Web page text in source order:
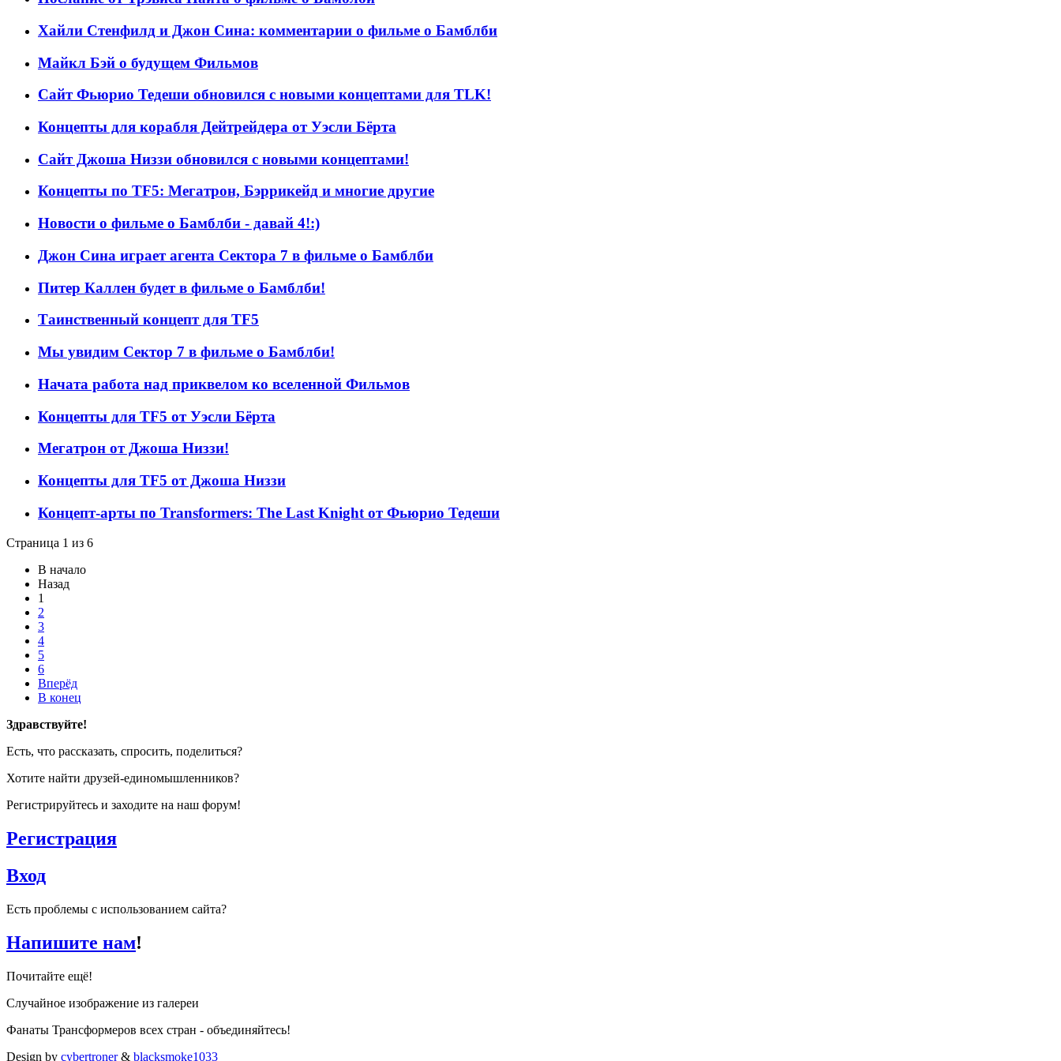
Хайли Стенфилд и Джон Сина: комментарии о фильме о Бамблби
Майкл Бэй о будущем Фильмов
Сайт Фьюрио Тедеши обновился с новыми концептами для TLK!
Концепты для корабля Дейтрейдера от Уэсли Бёрта
Сайт Джоша Низзи обновился с новыми концептами!
Концепты по TF5: Мегатрон, Бэррикейд и многие другие
Новости о фильме о Бамблби - давай 4!:)
Джон Сина играет агента Сектора 7 в фильме о Бамблби
Питер Каллен будет в фильме о Бамблби!
Таинственный концепт для TF5
Мы увидим Сектор 7 в фильме о Бамблби!
Начата работа над приквелом ко вселенной Фильмов
Концепты для TF5 от Уэсли Бёрта
Мегатрон от Джоша Низзи!
Концепты для TF5 от Джоша Низзи
Концепт-арты по Transformers: The Last Knight от Фьюрио Тедеши
Страница 1 из 6
В начало
Назад
1
2
3
4
5
6
Вперёд
В конец
Здравствуйте!
Есть, что рассказать, спросить, поделиться?
Хотите найти друзей-единомышленников?
Регистрируйтесь и заходите на наш форум!
Регистрация
Вход
Есть проблемы с использованием сайта?
Напишите нам!
Почитайте ещё!
Случайное изображение из галереи
Фанаты Трансформеров всех стран - объединяйтесь!
Design by cybertroner& blacksmoke1033